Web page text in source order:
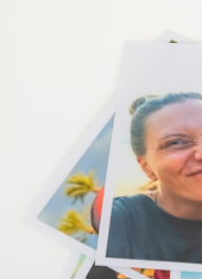
Выберите из списка:
10х15
15х15
15х20
20х20
20х30
30х30
30х40
Фото
в